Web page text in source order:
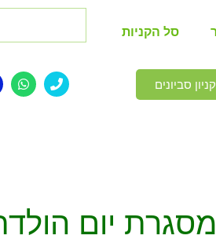
סל הקניות
סביונים
מסגרת יום